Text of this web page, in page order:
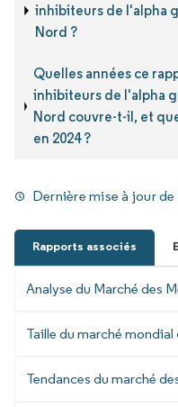
inhibiteurs de l'alpha
Nord ?
Quelles années ce
inhibiteurs de l'alpha
Nord couvre-t-il, et
en 2024 ?
Dernière mise à jour de
Rapports associés
Analyse du Marché des
Taille du marché
Tendances du marché